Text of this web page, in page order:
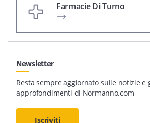
Farmacie Di Turno
Newsletter
Resta sempre aggiornato sulle notizie e
approfondimenti di Normanno.com
Iscriviti